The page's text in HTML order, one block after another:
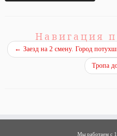
Навигация
← Заезд на 2 смену. Город
Тропа
Мы работаем с